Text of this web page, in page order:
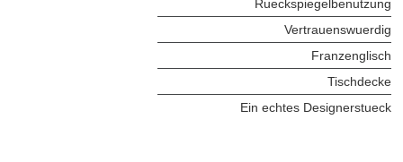
Rueckspiegelbenutzung
Vertrauenswuerdig
Franzenglisch
Tischdecke
Ein echtes Designerstueck